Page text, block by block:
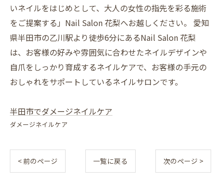
いネイルをはじめとして、大人の女性の指先を彩る施術
をご提案する」Nail Salon 花梨へお越しください。 愛知
県半田市の乙川駅より徒歩6分にあるNail Salon 花梨
は、お客様の好みや雰囲気に合わせたネイルデザインや
自爪をしっかり育成するネイルケアで、お客様の手元の
おしゃれをサポートしているネイルサロンです。
半田市でダメージネイルケア
ダメージネイルケア
< 前のページ 一覧に戻る 次のページ >